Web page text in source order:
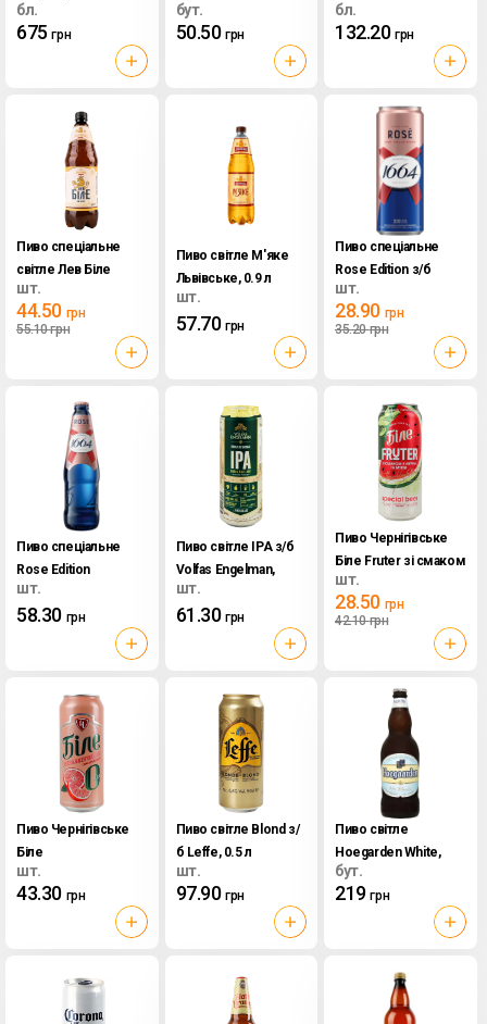
Blanche Hoegaarden
2*0.75л + келих, 1 шт
бл.
675 грн
бут.
50.50 грн
бл.
132.20 грн
Пиво спеціальне
світле Лев Біле
Пшеничне
Львівське, 0.9 л
шт.
44.50 грн
55.10грн
Пиво світле М'яке
Львівське, 0.9 л
шт.
57.70 грн
Пиво спеціальне
Rose Edition з/б
Kronenbourg 1664,
0.33 л
шт.
28.90 грн
35.20грн
Пиво спеціальне
Rose Edition
Kronenbourg 1664,
0.46 л
шт.
58.30 грн
Пиво світле IPA з/б
Volfas Engelman,
0.568 л
шт.
61.30 грн
Пиво Чернігівське
Біле Fruter зі смаком
кавуну та м'яти з/б,
0.5 л
шт.
28.50 грн
42.10грн
Пиво Чернігівське
Біле
безалькогольне зі
смаком грейпфруту
шт.
43.30 грн
Пиво світле Blond з/
б Leffe, 0.5 л
шт.
97.90 грн
Пиво світле
Hoegarden White,
0.75 л
бут.
219 грн